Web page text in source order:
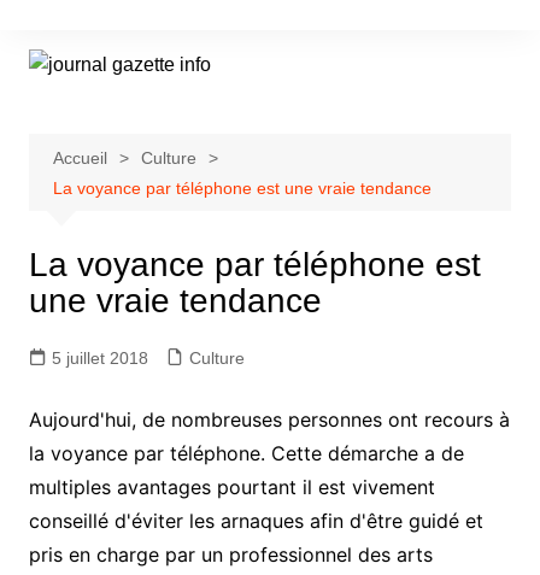
contenu
Accueil
Culture
La voyance par téléphone est une vraie tendance
La voyance par téléphone est
une vraie tendance
5 juillet 2018 Culture
Aujourd'hui, de nombreuses personnes ont recours à
la voyance par téléphone. Cette démarche a de
multiples avantages pourtant il est vivement
conseillé d'éviter les arnaques afin d'être guidé et
pris en charge par un professionnel des arts